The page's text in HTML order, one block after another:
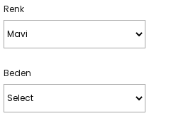
Renk
Beden